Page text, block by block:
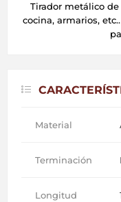
Tirador metálico
cocina, armarios,
Material
Terminación
Longitud